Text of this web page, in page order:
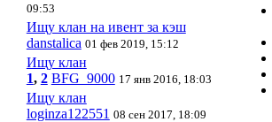
09:53
Ищу клан на ивент за кэш
danstalica 01 фев 2019, 15:12
Ищу клан
1, 2 BFG_9000 17 янв 2016, 18:03
Ищу клан
loginza122551 08 сен 2017, 18:09